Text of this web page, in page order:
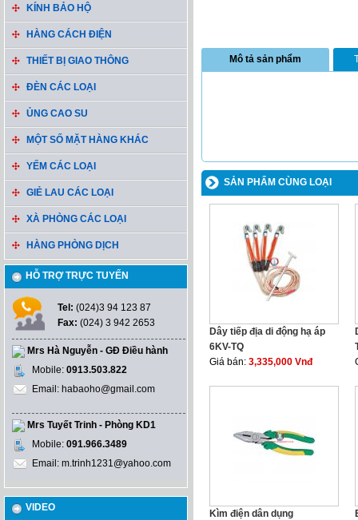
KÍNH BẢO HỘ
HÀNG CÁCH ĐIỆN
THIẾT BỊ GIAO THÔNG
ĐÈN CÁC LOẠI
ỦNG CAO SU
MỘT SỐ MẶT HÀNG KHÁC
YẾM CÁC LOẠI
GIẺ LAU CÁC LOẠI
XÀ PHÒNG CÁC LOẠI
HÀNG PHÒNG DỊCH
HỖ TRỢ TRỰC TUYẾN
Tel: (024)3 94 123 87
Fax: (024) 3 942 2653
Mrs Hà Nguyễn - GĐ Điều hành
Mobile: 0913.503.822
Email: habaoho@gmail.com
Mrs Tuyết Trinh - Phòng KD1
Mobile: 091.966.3489
Email: m.trinh1231@yahoo.com
VIDEO
Mô tả sản phẩm
SẢN PHẨM CÙNG LOẠI
Dây tiếp địa di động hạ áp
6KV-TQ
Giá bán: 3,335,000 Vnđ
Kìm điện dân dụng